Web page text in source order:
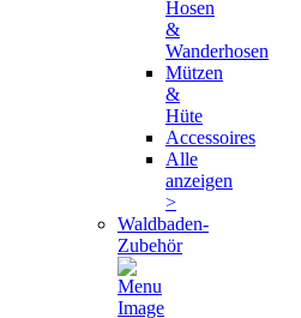
Hosen
&
Wanderhosen
Mützen
&
Hüte
Accessoires
Alle
anzeigen
>
Waldbaden-
Zubehör